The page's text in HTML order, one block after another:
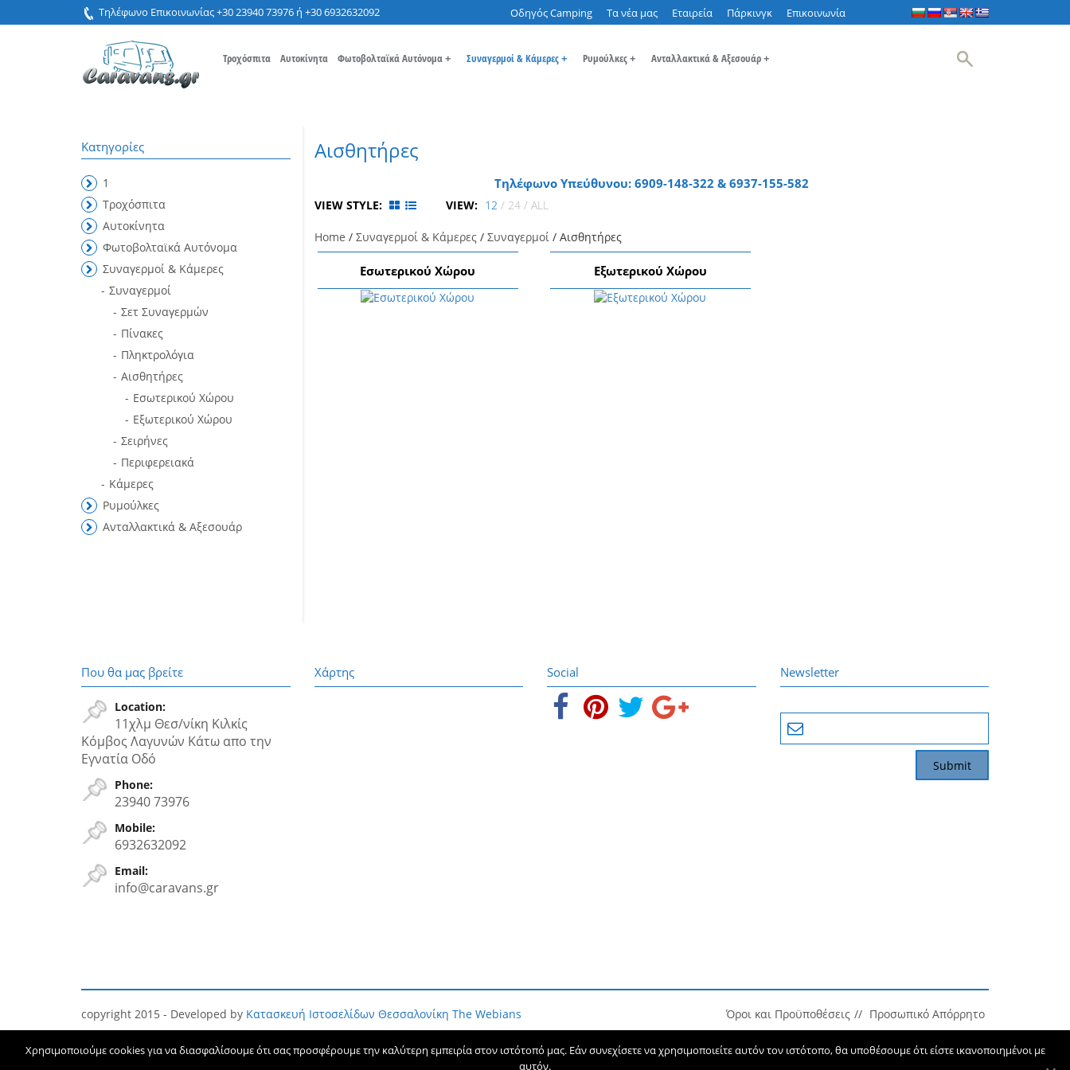
Τηλέφωνο Επικοινωνίας +30 23940 73976 ή +30 6932632092 Οδηγός Camping Τα νέα μας Εταιρεία Πάρκινγκ Επικοινωνία
Τροχόσπιτα Αυτοκίνητα Φωτοβολταϊκά Αυτόνομα+ Συναγερμοί & Κάμερες+ Ρυμούλκες+ Ανταλλακτικά & Αξεσουάρ+
Αισθητήρες
Τηλέφωνο Υπεύθυνου: 6909-148-322 & 6937-155-582
VIEW STYLE: VIEW: 12 / 24/ ALL
Home / Συναγερμοί & Κάμερες/ Συναγερμοί/ Αισθητήρες
Εσωτερικού Χώρου Εξωτερικού Χώρου
Κατηγορίες
1
Τροχόσπιτα
Αυτοκίνητα
Φωτοβολταϊκά Αυτόνομα
Συναγερμοί & Κάμερες
Συναγερμοί
Σετ Συναγερμών
Πίνακες
Πληκτρολόγια
Αισθητήρες
Εσωτερικού Χώρου
Εξωτερικού Χώρου
Σειρήνες
Περιφερειακά
Κάμερες
Ρυμούλκες
Ανταλλακτικά & Αξεσουάρ
Που θα μας βρείτε
Location:
11χλμ Θεσ/νίκη Κιλκίς
Κόμβος Λαγυνών Κάτω απο την
Εγνατία Oδό
Phone:
23940 73976
Mobile:
6932632092
Email:
info@caravans.gr
Χάρτης Social Newsletter
copyright 2015 - Developed by Κατασκευή Ιστοσελίδων Θεσσαλονίκη The Webians Όροι και Προϋποθέσεις Προσωπικό Απόρρητο
Χρησιμοποιούμε cookies για να διασφαλίσουμε ότι σας προσφέρουμε την καλύτερη εμπειρία στον ιστότοπό μας. Εάν συνεχίσετε να χρησιμοποιείτε αυτόν τον ιστότοπο, θα υποθέσουμε ότι είστε ικανοποιημένοι με
αυτόν.